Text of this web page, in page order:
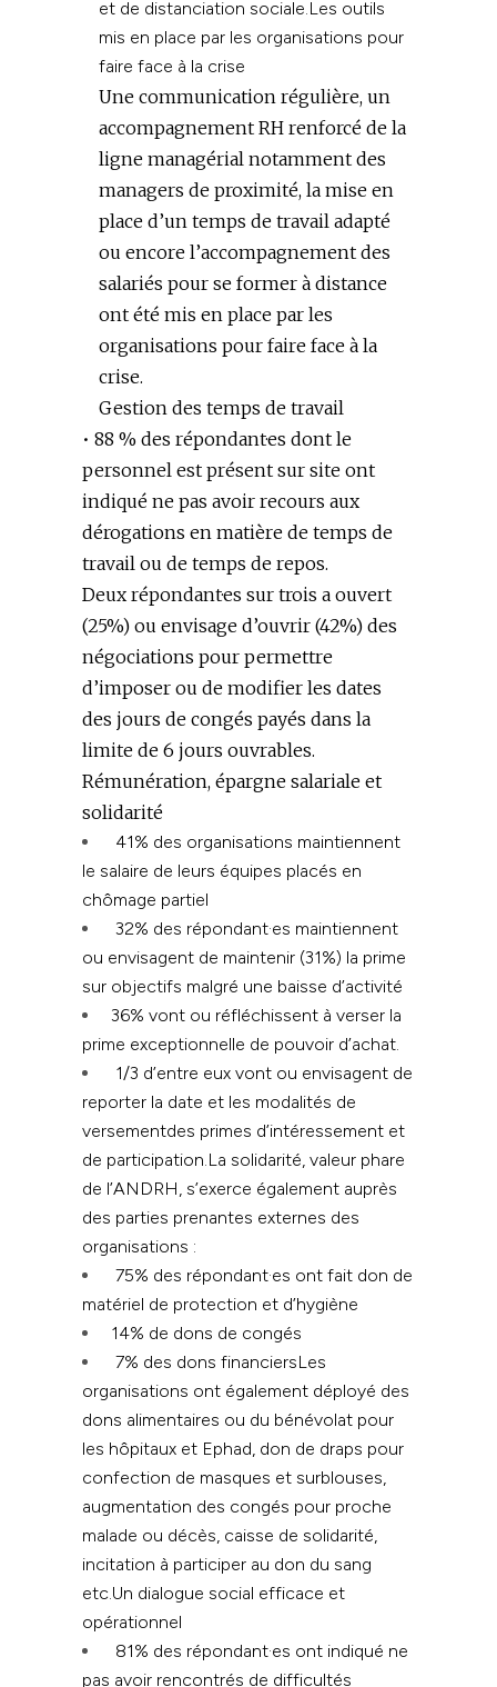
et de distanciation sociale.Les outils
mis en place par les organisations pour
faire face à la crise
Une communication régulière, un
accompagnement RH renforcé de la
ligne managérial notamment des
managers de proximité, la mise en
place d’un temps de travail adapté
ou encore l’accompagnement des
salariés pour se former à distance
ont été mis en place par les
organisations pour faire face à la
crise.
Gestion des temps de travail
• 88 % des répondant·es dont le
personnel est présent sur site ont
indiqué ne pas avoir recours aux
dérogations en matière de temps de
travail ou de temps de repos.
Deux répondant·es sur trois a ouvert
(25%) ou envisage d’ouvrir (42%) des
négociations pour permettre
d’imposer ou de modifier les dates
des jours de congés payés dans la
limite de 6 jours ouvrables.
Rémunération, épargne salariale et
solidarité
41% des organisations maintiennent
le salaire de leurs équipes placés en
chômage partiel
32% des répondant·es maintiennent
ou envisagent de maintenir (31%) la prime
sur objectifs malgré une baisse d’activité
36% vont ou réfléchissent à verser la
prime exceptionnelle de pouvoir d’achat.
1/3 d’entre eux vont ou envisagent de
reporter la date et les modalités de
versementdes primes d’intéressement et
de participation.La solidarité, valeur phare
de l’ANDRH, s’exerce également auprès
des parties prenantes externes des
organisations :
75% des répondant·es ont fait don de
matériel de protection et d’hygiène
14% de dons de congés
7% des dons financiersLes
organisations ont également déployé des
dons alimentaires ou du bénévolat pour
les hôpitaux et Ephad, don de draps pour
confection de masques et surblouses,
augmentation des congés pour proche
malade ou décès, caisse de solidarité,
incitation à participer au don du sang
etc.Un dialogue social efficace et
opérationnel
81% des répondant·es ont indiqué ne
pas avoir rencontrés de difficultés